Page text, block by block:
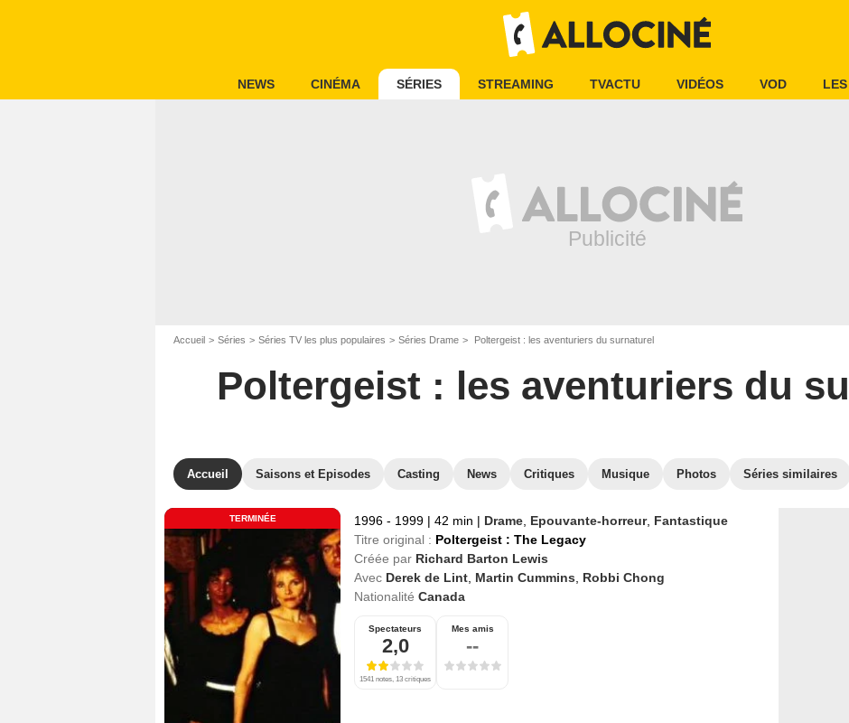
NEWS CINÉMA SÉRIES STREAMING TVACTU VIDÉOS VOD
Accueil Séries Séries TV les plus populaires Séries Drame Poltergeist : les aventuriers du surnaturel
Poltergeist : les aventuriers du
Accueil Saisons et Episodes Casting News Critiques Musique Photos Séries similaires
TERMINÉE 1996 - 1999 | 42 min | Drame Epouvante-horreur, Fantastique
Titre original : Poltergeist : The Legacy
Créée par Richard Barton Lewis
Avec Derek de Lint Martin Cummins
Robbi Chong
Nationalité Canada
Spectateurs
2,0
1541 notes, 13 critiques
Mes amis
--